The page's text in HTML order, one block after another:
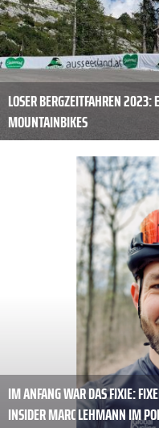
LOSER BERGZEITFAHREN
MOUNTAINBIKES
IM ANFANG WAR DAS FIXIE:
INSIDER MARC LEHMANN IM